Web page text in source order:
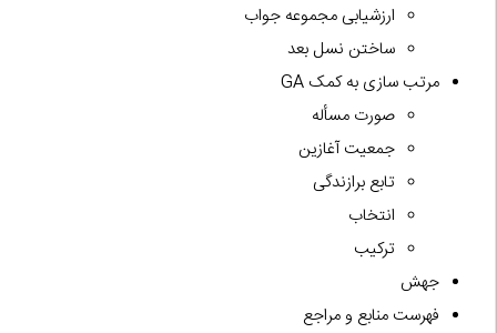
ارزشیابی مجموعه جواب
ساختن نسل بعد
مرتب سازی به کمک GA
صورت مسأله
جمعیت آغازین
تابع برازندگی
انتخاب
ترکیب
جهش
فهرست منابع و مراجع